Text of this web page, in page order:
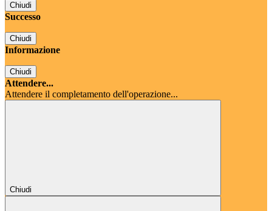
Chiudi
Successo
Chiudi
Informazione
Chiudi
Attendere...
Attendere il completamento dell'operazione...
Chiudi